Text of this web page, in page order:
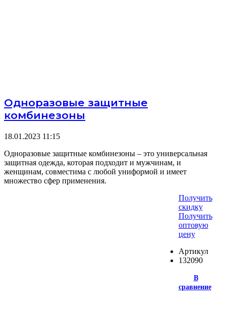
Одноразовые защитные
комбинезоны
18.01.2023 11:15
Одноразовые защитные комбинезоны – это универсальная
защитная одежда, которая подходит и мужчинам, и
женщинам, совместима с любой униформой и имеет
множество сфер применения.
Получить
скидку
Получить
оптовую
цену
Артикул
132090
В
сравнение